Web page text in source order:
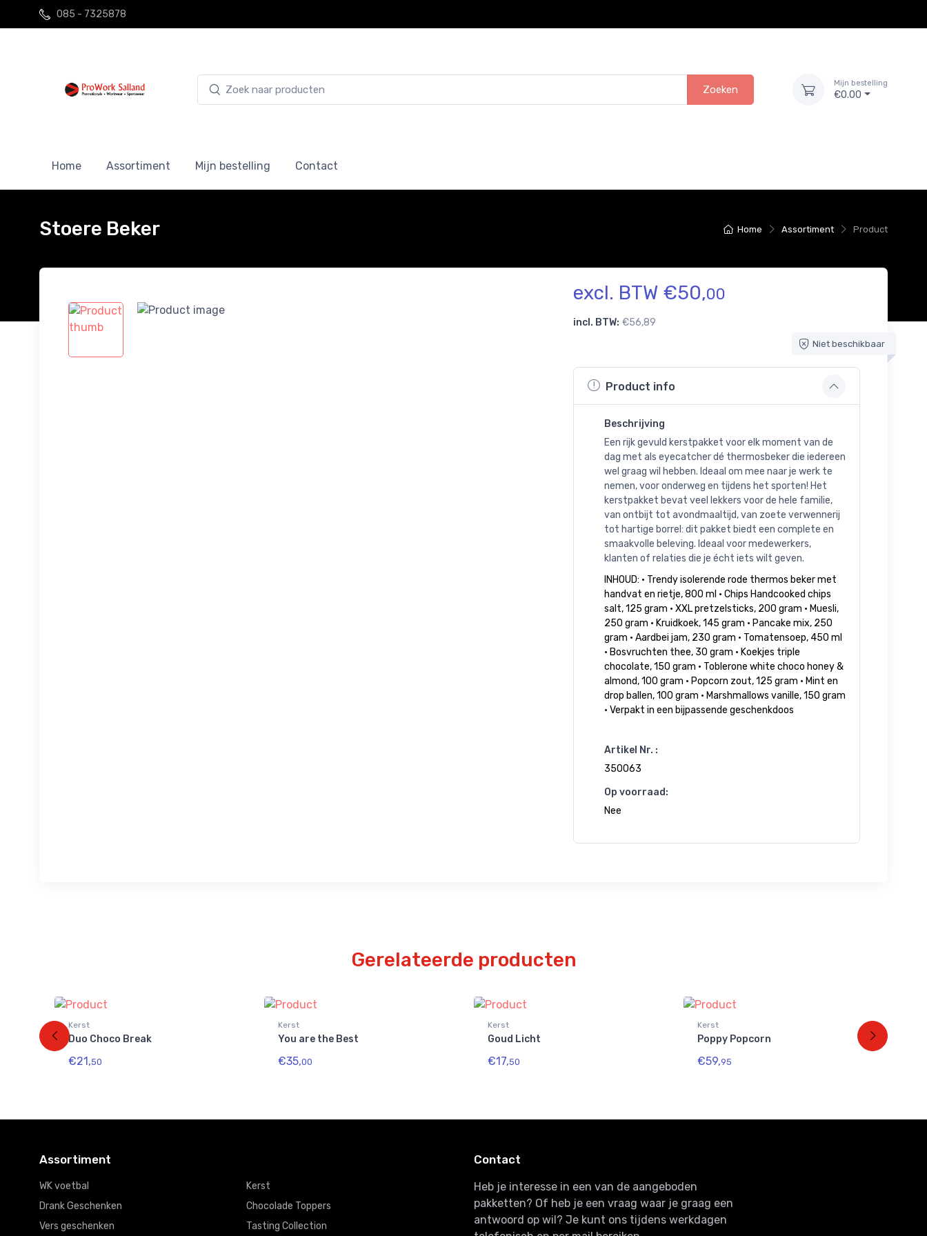
085 - 7325878
Zoeken
Mijn bestelling
€0.00
Home Assortiment Mijn bestelling Contact
Home Assortiment Product
Stoere Beker
excl. BTW €50,00
incl. BTW: €56,89
Niet beschikbaar
Product info
Beschrijving
Een rijk gevuld kerstpakket voor elk moment van de
dag met als eyecatcher dé thermosbeker die iedereen
wel graag wil hebben. Ideaal om mee naar je werk te
nemen, voor onderweg en tijdens het sporten! Het
kerstpakket bevat veel lekkers voor de hele familie,
van ontbijt tot avondmaaltijd, van zoete verwennerij
tot hartige borrel: dit pakket biedt een complete en
smaakvolle beleving. Ideaal voor medewerkers,
klanten of relaties die je écht iets wilt geven.
INHOUD: • Trendy isolerende rode thermos beker met
handvat en rietje, 800 ml • Chips Handcooked chips
salt, 125 gram • XXL pretzelsticks, 200 gram • Muesli,
250 gram • Kruidkoek, 145 gram • Pancake mix, 250
gram • Aardbei jam, 230 gram • Tomatensoep, 450 ml
• Bosvruchten thee, 30 gram • Koekjes triple
chocolate, 150 gram • Toblerone white choco honey &
almond, 100 gram • Popcorn zout, 125 gram • Mint en
drop ballen, 100 gram • Marshmallows vanille, 150 gram
• Verpakt in een bijpassende geschenkdoos
Artikel Nr. :
350063
Op voorraad:
Nee
Gerelateerde producten
Kerst
Duo Choco Break
€21,50
Kerst
You are the Best
€35,00
Kerst
Goud Licht
€17,50
Kerst
Poppy Popcorn
€59,95
Assortiment
WK voetbal
Kerst
Drank Geschenken
Chocolade Toppers
Vers geschenken
Tasting Collection
Contact
Heb je interesse in een van de aangeboden
pakketten? Of heb je een vraag waar je graag een
antwoord op wil? Je kunt ons tijdens werkdagen